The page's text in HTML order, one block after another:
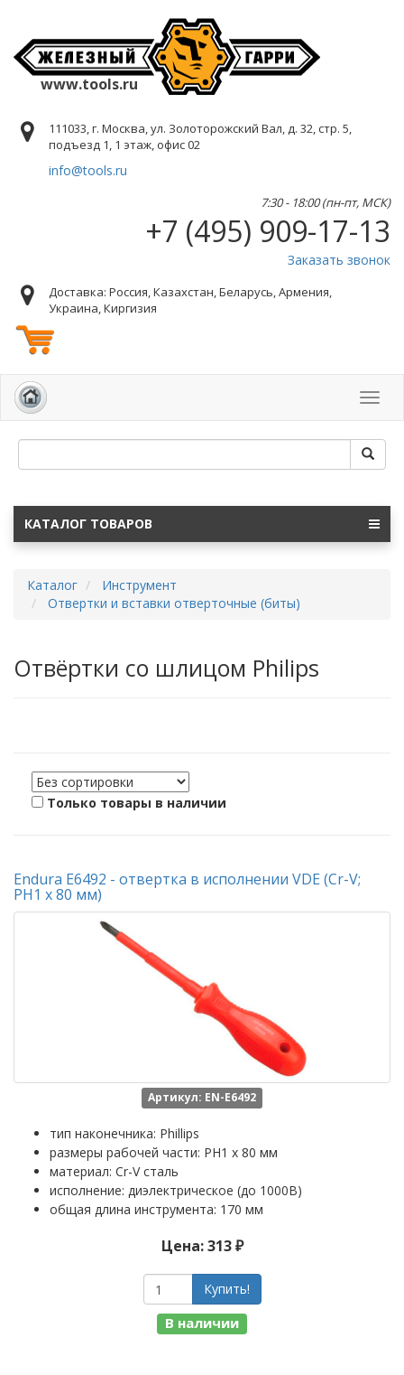
www.tools.ru
111033, г. Москва, ул. Золоторожский Вал, д. 32, стр. 5,
подъезд 1, 1 этаж, офис 02
info@tools.ru
7:30 - 18:00 (пн-пт, МСК)
+7 (495) 909-17-13
Заказать звонок
Доставка: Россия, Казахстан, Беларусь, Армения,
Украина, Киргизия
КАТАЛОГ ТОВАРОВ
Каталог
Инструмент
Отвертки и вставки отверточные (биты)
Отвёртки со шлицом Philips
Только товары в наличии
Endura E6492 - отвертка в исполнении VDE (Cr-V;
PH1 х 80 мм)
Артикул: EN-E6492
тип наконечника: Phillips
размеры рабочей части: PH1 x 80 мм
материал: Cr-V сталь
исполнение: диэлектрическое (до 1000В)
общая длина инструмента: 170 мм
Цена: 313 ₽
Купить!
В наличии